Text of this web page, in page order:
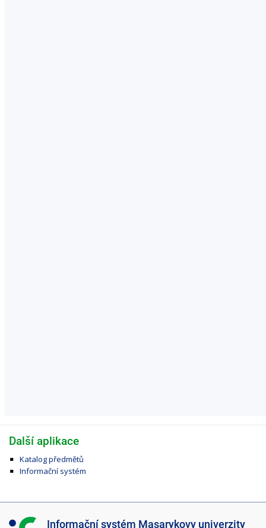
Další aplikace
Katalog předmětů
Informační systém
I Informační systém Masarykovy univerzity